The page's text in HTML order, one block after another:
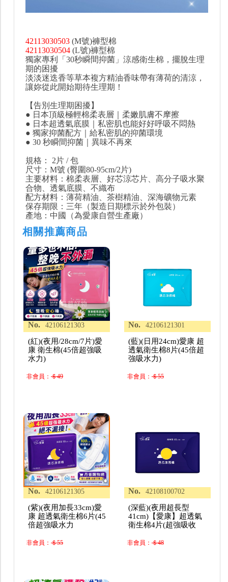
42113030503 (M號)褲型棉
42113030504 (L號)褲型棉
獨家專利「30秒瞬間抑菌」涼感衛生棉，擺脫生理
期的困擾
淡淡迷迭香等草本複方精油香味帶有薄荷的清涼，
讓妳從此開始期待生理期！
【告別生理期困擾】
● 日本頂級極輕棉柔表層｜柔嫩肌膚不摩擦
● 日本超透氣底膜｜私密肌也能好好呼吸不悶熱
● 獨家抑菌配方｜給私密肌的抑菌環境
● 30 秒瞬間抑菌｜異味不再來
規格： 2片 / 包
尺寸：M號 (臀圍80-95cm/2片)
主要材料：棉柔表層、好芯涼芯片、高分子吸水聚
合物、透氣底膜、不織布
配方材料：薄荷精油、茶樹精油、深海礦物元素
保存期限：三年（製造日期標示於外包裝）
產地：中國（為愛康自營生產廠）
相關推薦商品
No. 42106121303
(紅)(夜用/28cm/7片)愛
康 衛生棉(45倍超強吸
水力)
非會員：＄49
No. 42106121301
(藍)(日用24cm)愛康 超
透氣衛生棉8片(45倍超
強吸水力)
非會員：＄55
No. 42106121305
(紫)(夜用加長33cm)愛
康 超透氣衛生棉6片(45
倍超強吸水力
非會員：＄55
No. 42108100702
(深藍)(夜用超長型
41cm)【愛康】超透氣
衛生棉4片(超強吸收
非會員：＄48